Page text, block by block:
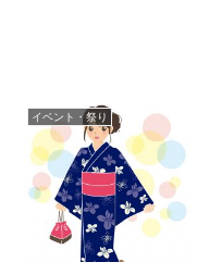
イベント・祭り